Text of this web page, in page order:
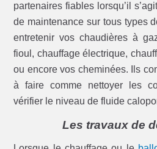
partenaires fiables lorsqu’il
de maintenance sur tous types
entretenir vos chaudières à
fioul, chauffage électrique,
ou encore vos cheminées. Ils
à faire comme nettoyer les
vérifier le niveau de fluide
Les travaux de